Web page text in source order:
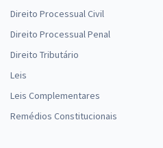
Direito Processual Civil
Direito Processual Penal
Direito Tributário
Leis
Leis Complementares
Remédios Constitucionais